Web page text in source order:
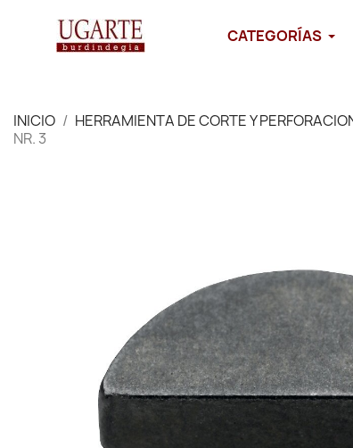
CATEGORÍAS
INICIO HERRAMIENTA DE CORTE Y
NR. 3